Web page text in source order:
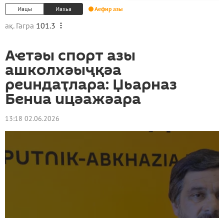
Иацы Иахьа Аефир азы
ақ. Гагра 101.3
Аҽтәы спорт азы
ашколхәыҷқәа
реиндаҭлара: Џьарназ
Бениа ицәажәара
13:18 02.06.2026